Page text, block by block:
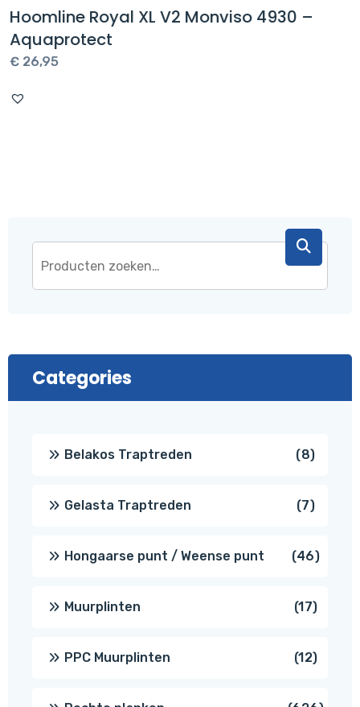
Hoomline Royal XL V2 Monviso 4930 –
Aquaprotect
€26,95
Categories
Belakos Traptreden 88
Gelasta Traptreden 77
Hongaarse punt / Weense punt 4646
Muurplinten 1717
PPC Muurplinten 1212